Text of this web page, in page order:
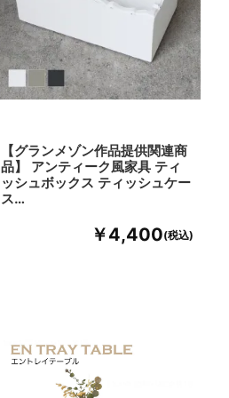
【グランメゾン作品提供関連商
品】 アンティーク風家具 ティ
ッシュボックス ティッシュケー
ス…
￥4,400